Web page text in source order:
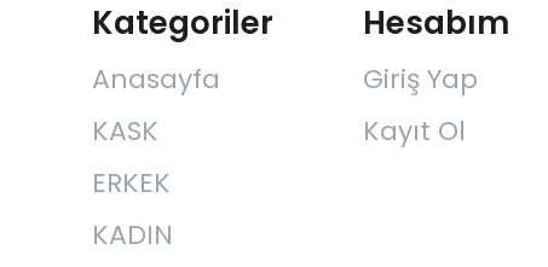
Kategoriler
Anasayfa
KASK
ERKEK
KADIN
Hesabım
Giriş Yap
Kayıt Ol